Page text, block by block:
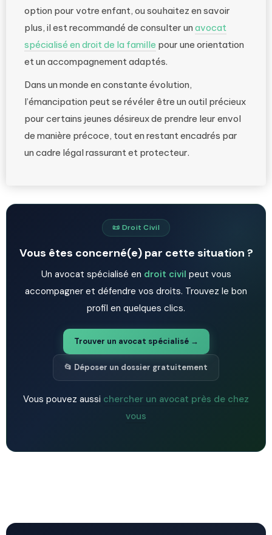
option pour votre enfant, ou souhaitez en savoir
plus, il est recommandé de consulter un avocat
spécialisé en droit de la famille pour une orientation
et un accompagnement adaptés.
Dans un monde en constante évolution,
l’émancipation peut se révéler être un outil précieux
pour certains jeunes désireux de prendre leur envol
de manière précoce, tout en restant encadrés par
un cadre légal rassurant et protecteur.
📜 Droit Civil
Vous êtes concerné(e) par cette situation ?
Un avocat spécialisé en droit civil peut vous
accompagner et défendre vos droits. Trouvez le bon
profil en quelques clics.
Trouver un avocat spécialisé →
📂 Déposer un dossier gratuitement
Vous pouvez aussi chercher un avocat près de chez
vous